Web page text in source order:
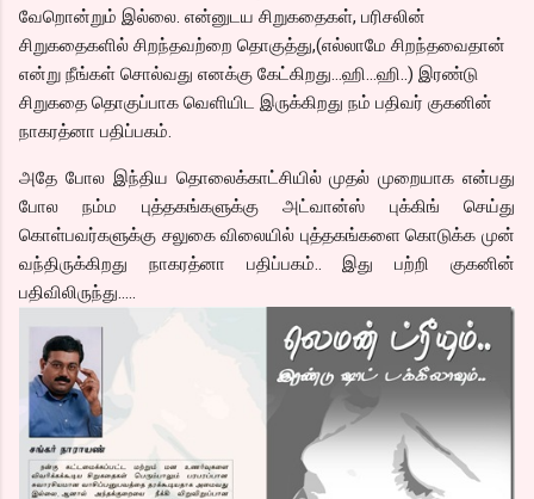
வேறொன்றும் இல்லை. என்னுடய சிறுகதைகள், பரிசலின்
சிறுகதைகளில் சிறந்தவற்றை தொகுத்து,(எல்லாமே சிறந்தவைதான்
என்று நீங்கள் சொல்வது எனக்கு கேட்கிறது…ஹி…ஹி..) இரண்டு
சிறுகதை தொகுப்பாக வெளியிட இருக்கிறது நம் பதிவர் குகனின்
நாகரத்னா பதிப்பகம்.
அதே போல இந்திய தொலைக்காட்சியில் முதல் முறையாக என்பது
போல நம்ம புத்தகங்களுக்கு அட்வான்ஸ் புக்கிங் செய்து
கொள்பவர்களுக்கு சலுகை விலையில் புத்தகங்களை கொடுக்க முன்
வந்திருக்கிறது நாகரத்னா பதிப்பகம்.. இது பற்றி குகனின்
பதிவிலிருந்து…..